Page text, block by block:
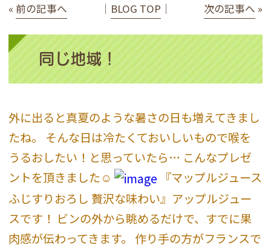
« 前の記事へ │ BLOG TOP │ 次の記事へ »
同じ地域！
外に出ると真夏のような暑さの日も増えてきまし
たね。 そんな日は冷たくておいしいもので喉を
うるおしたい！と思っていたら… こんなプレゼ
ントを頂きました☺︎
『マップルジュース
ふじすりおろし 贅沢な味わい』アップルジュー
スです！ ビンの外から眺めるだけで、すでに果
肉感が伝わってきます。 作り手の方がフランスで